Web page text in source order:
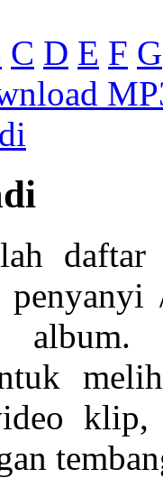
C D E F G
daftar